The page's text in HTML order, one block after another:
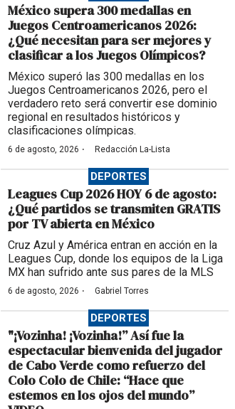
México supera 300 medallas en
Juegos Centroamericanos 2026:
¿Qué necesitan para ser mejores y
clasificar a los Juegos Olímpicos?
México superó las 300 medallas en los
Juegos Centroamericanos 2026, pero el
verdadero reto será convertir ese dominio
regional en resultados históricos y
clasificaciones olímpicas.
6 de agosto, 2026 · Redacción La-Lista
DEPORTES
Leagues Cup 2026 HOY 6 de agosto:
¿Qué partidos se transmiten GRATIS
por TV abierta en México
Cruz Azul y América entran en acción en la
Leagues Cup, donde los equipos de la Liga
MX han sufrido ante sus pares de la MLS
6 de agosto, 2026 · Gabriel Torres
DEPORTES
"¡Vozinha! ¡Vozinha!” Así fue la
espectacular bienvenida del jugador
de Cabo Verde como refuerzo del
Colo Colo de Chile: “Hace que
estemos en los ojos del mundo”